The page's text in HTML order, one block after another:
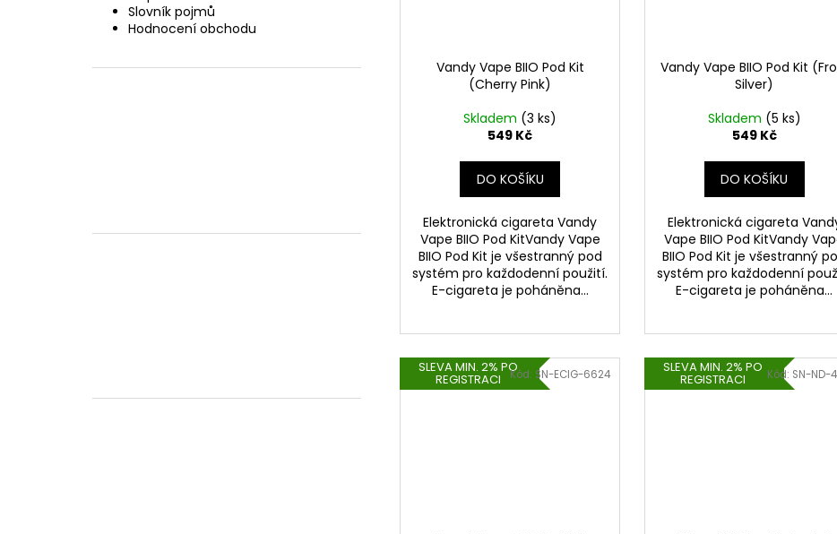
Slovník pojmů
Hodnocení obchodu
Vandy Vape BIIO Pod Kit
(Cherry Pink)
Skladem (3 ks)
549 Kč
DO KOŠÍKU
Elektronická cigareta Vandy
Vape BIIO Pod KitVandy Vape
BIIO Pod Kit je všestranný pod
systém pro každodenní použití.
E-cigareta je poháněna...
Vandy Vape BIIO Pod Kit
Silver)
Skladem (5 ks)
549 Kč
DO KOŠÍKU
Elektronická cigareta
Vape BIIO Pod KitVandy
BIIO Pod Kit je všestranný
systém pro každodenní
E-cigareta je poháněna...
SLEVA MIN. 2% PO
REGISTRACI Kód: SN-ECIG-6624 SLEVA MIN. 2% PO
REGISTRACI Kód: SN-ND-